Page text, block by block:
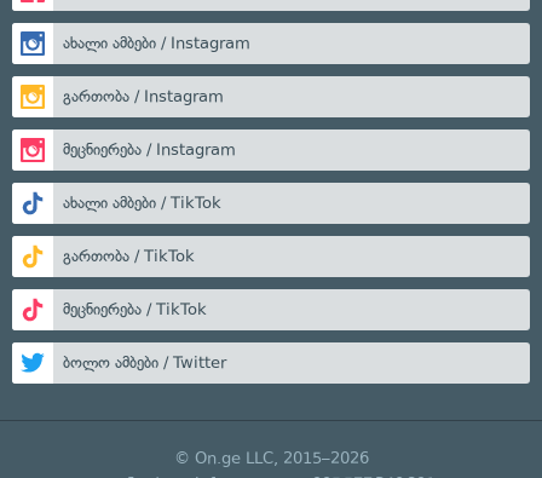
ახალი ამბები / Instagram
გართობა / Instagram
მეცნიერება / Instagram
ახალი ამბები / TikTok
გართობა / TikTok
მეცნიერება / TikTok
ბოლო ამბები / Twitter
© On.ge LLC, 2015–2026